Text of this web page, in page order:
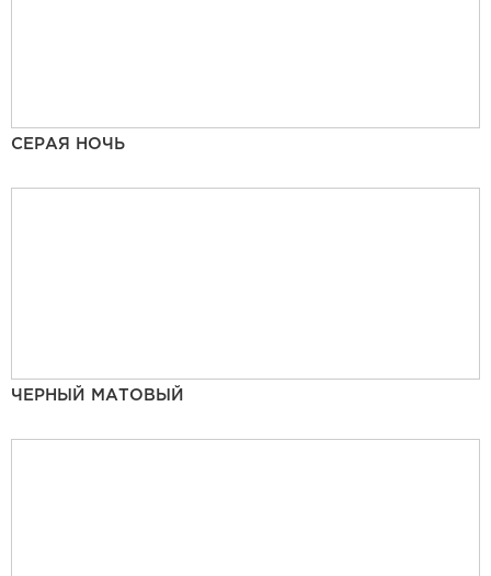
СЕРАЯ НОЧЬ
ЧЕРНЫЙ МАТОВЫЙ